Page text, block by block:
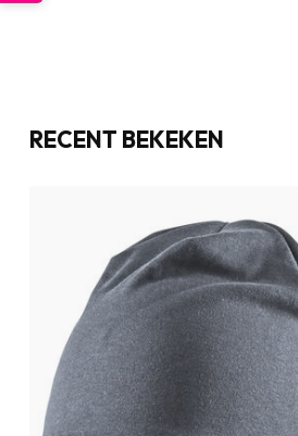
RECENT BEKEKEN